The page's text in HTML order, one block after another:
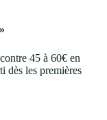
45 à 60€ en
dès les premières